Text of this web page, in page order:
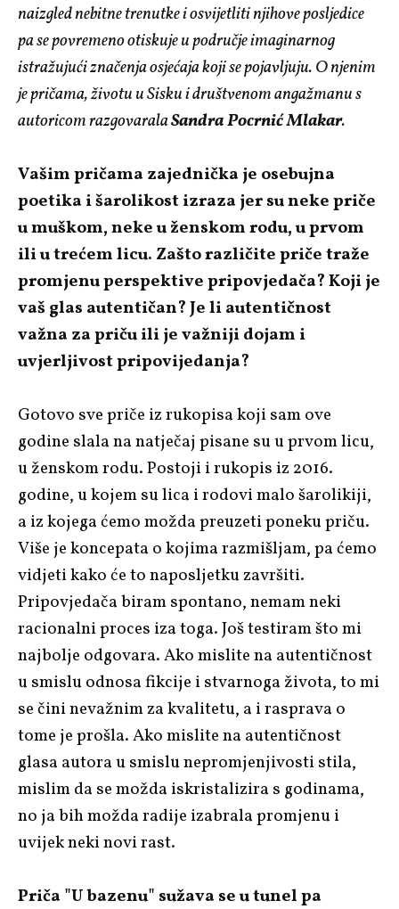
naizgled nebitne trenutke i osvijetliti njihove posljedice
pa se povremeno otiskuje u područje imaginarnog
istražujući značenja osjećaja koji se pojavljuju. O njenim
je pričama, životu u Sisku i društvenom angažmanu s
autoricom razgovaralaSandra Pocrnić Mlakar.
Vašim pričama zajednička je osebujna
poetika i šarolikost izraza jer su neke priče
u muškom, neke u ženskom rodu, u prvom
ili u trećem licu. Zašto različite priče traže
promjenu perspektive pripovjedača? Koji je
vaš glas autentičan? Je li autentičnost
važna za priču ili je važniji dojam i
uvjerljivost pripovijedanja?
Gotovo sve priče iz rukopisa koji sam ove
godine slala na natječaj pisane su u prvom licu,
u ženskom rodu. Postoji i rukopis iz 2016.
godine, u kojem su lica i rodovi malo šarolikiji,
a iz kojega ćemo možda preuzeti poneku priču.
Više je koncepata o kojima razmišljam, pa ćemo
vidjeti kako će to naposljetku završiti.
Pripovjedača biram spontano, nemam neki
racionalni proces iza toga. Još testiram što mi
najbolje odgovara. Ako mislite na autentičnost
u smislu odnosa fikcije i stvarnoga života, to mi
se čini nevažnim za kvalitetu, a i rasprava o
tome je prošla. Ako mislite na autentičnost
glasa autora u smislu nepromjenjivosti stila,
mislim da se možda iskristalizira s godinama,
no ja bih možda radije izabrala promjenu i
uvijek neki novi rast.
Priča "U bazenu" sužava se u tunel pa